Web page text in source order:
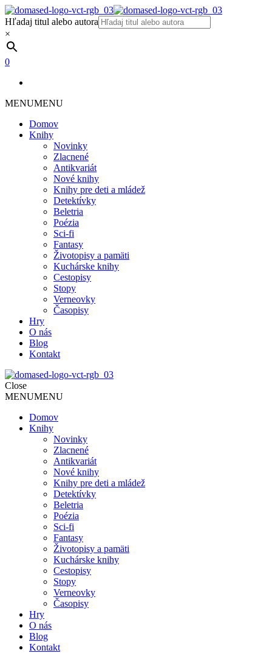
Hľadaj titul alebo autora
×
0
MENUMENU
Domov
Knihy
Novinky
Zlacnené
Antikvariát
Nové knihy
Knihy pre deti a mládež
Detektívky
Beletria
Poézia
Sci-fi
Fantasy
Životopisy a pamäti
Kuchárske knihy
Cestopisy
Stopy
Verneovky
Časopisy
Hry
O nás
Blog
Kontakt
Close
MENUMENU
Domov
Knihy
Novinky
Zlacnené
Antikvariát
Nové knihy
Knihy pre deti a mládež
Detektívky
Beletria
Poézia
Sci-fi
Fantasy
Životopisy a pamäti
Kuchárske knihy
Cestopisy
Stopy
Verneovky
Časopisy
Hry
O nás
Blog
Kontakt